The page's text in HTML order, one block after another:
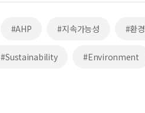
#AHP #지속가능성 #환경
#Sustainability #Environment